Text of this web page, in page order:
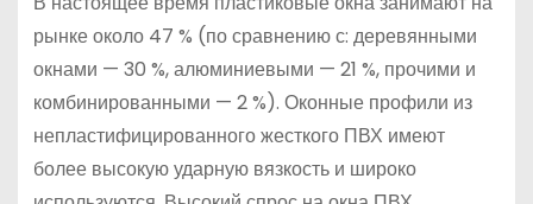
рынке около 47 % (по сравнению с: деревянными
окнами — 30 %, алюминиевыми — 21 %, прочими и
комбинированными — 2 %). Оконные профили из
непластифицированного жесткого ПВХ имеют
более высокую ударную вязкость и широко